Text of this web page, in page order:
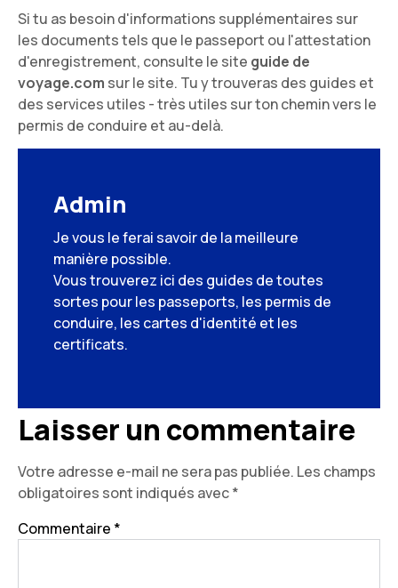
Si tu as besoin d'informations supplémentaires sur
les documents tels que le passeport ou l'attestation
d'enregistrement, consulte le site guide de
voyage.com sur le site. Tu y trouveras des guides et
des services utiles - très utiles sur ton chemin vers le
permis de conduire et au-delà.
Admin
Je vous le ferai savoir de la meilleure
manière possible.
Vous trouverez ici des guides de toutes
sortes pour les passeports, les permis de
conduire, les cartes d'identité et les
certificats.
Laisser un commentaire
Votre adresse e-mail ne sera pas publiée. Les champs
obligatoires sont indiqués avec*
Commentaire *